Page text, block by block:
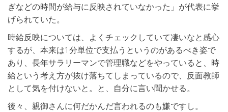
ぎなどの時間が給与に反映されていなかった」が代表に挙
げられていた。
時給反映については、よくチェックしていて凄いなと感心
するが、本来は1分単位で支払うというのがあるべき姿で
あり、長年サラリーマンで管理職などをやっていると、時
給という考え方が抜け落ちてしまっているので、反面教師
として気を付けないと。と、自分に言い聞かせる。
後々、親御さんに何だかんだ言われるのも嫌ですし。